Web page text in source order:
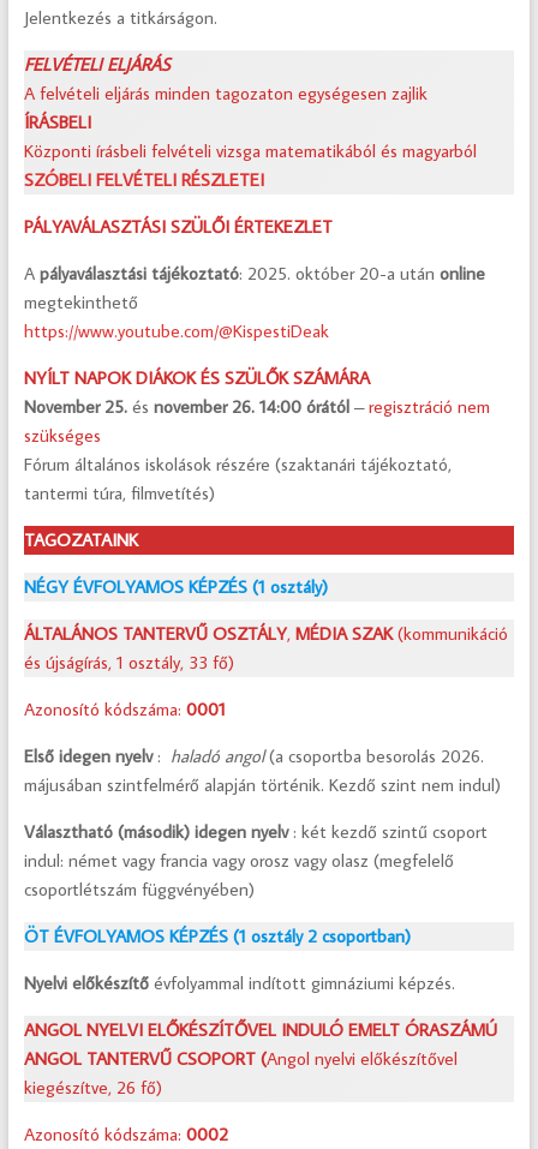
Jelentkezés a titkárságon.
FELVÉTELI ELJÁRÁS
A felvételi eljárás minden tagozaton egységesen zajlik
ÍRÁSBELI
Központi írásbeli felvételi vizsga matematikából és magyarból
SZÓBELI FELVÉTELI RÉSZLETEI
PÁLYAVÁLASZTÁSI SZÜLŐI ÉRTEKEZLET
A pályaválasztási tájékoztató: 2025. október 20-a után online
megtekinthető
https://www.youtube.com/@KispestiDeak
NYÍLT NAPOK DIÁKOK ÉS SZÜLŐK SZÁMÁRA
November 25.és november 26. 14:00 órától–regisztráció nem
szükséges
Fórum általános iskolások részére (szaktanári tájékoztató,
tantermi túra, filmvetítés)
TAGOZATAINK
NÉGY ÉVFOLYAMOS KÉPZÉS (1 osztály)
ÁLTALÁNOS TANTERVŰ OSZTÁLY, MÉDIA SZAK(kommunikáció
és újságírás, 1 osztály, 33 fő)
Azonosító kódszáma: 0001
Első idegen nyelv : haladó angol(a csoportba besorolás 2026.
májusában szintfelmérő alapján történik. Kezdő szint nem indul)
Választható (második) idegen nyelv : két kezdő szintű csoport
indul: német vagy francia vagy orosz vagy olasz (megfelelő
csoportlétszám függvényében)
ÖT ÉVFOLYAMOS KÉPZÉS (1 osztály 2 csoportban)
Nyelvi előkészítőévfolyammal indított gimnáziumi képzés.
ANGOL NYELVI ELŐKÉSZÍTŐVEL INDULÓ EMELT ÓRASZÁMÚ
ANGOL TANTERVŰ CSOPORT (Angol nyelvi előkészítővel
kiegészítve, 26 fő)
Azonosító kódszáma: 0002